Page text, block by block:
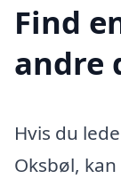
Find
andre
Hvis du
Oksbøl,